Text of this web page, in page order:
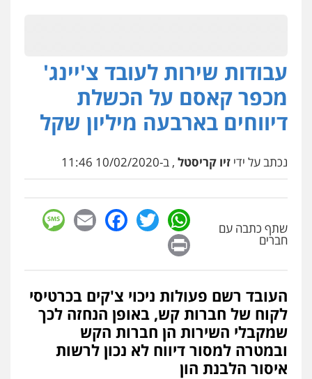
עבודות שירות לעובד צ'יינג'
מכפר קאסם על הכשלת
דיווחים בארבעה מיליון שקל
נכתב על ידי זיו קריסטל , ב-10/02/2020 11:46
שתף כתבה עם
חברים
WhatsApp
Twitter
Facebook
Email
העובד רשם פעולות ניכוי צ'קים בכרטיסי
לקוח של חברות קש, באופן הנחזה לכך
שמקבלי השירות הן חברות הקש
ובמטרה למסור דיווח לא נכון לרשות
איסור הלבנת הון